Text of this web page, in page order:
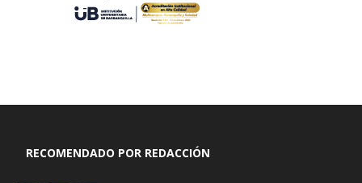
RECOMENDADO POR REDACCIÓN